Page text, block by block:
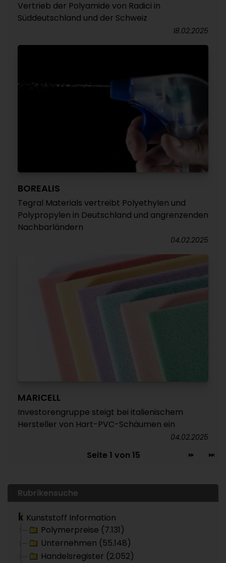
Vertrieb der Polyamide von Radici in
Süddeutschland und der Schweiz
18.02.2025
BOREALIS
Tegral Materials vertreibt Polyethylen und
Polypropylen in Deutschland und angrenzenden
Nachbarländern
04.02.2025
MARICELL
Investorengruppe steigt bei italienischem
Hersteller von Hart-PVC-Schäumen ein
04.02.2025
Seite 1 von 15
Rubrikensuche
Kunststoff Information
Polymerpreise (7.131)
Unternehmen (55.148)
Handelsregister (2.052)